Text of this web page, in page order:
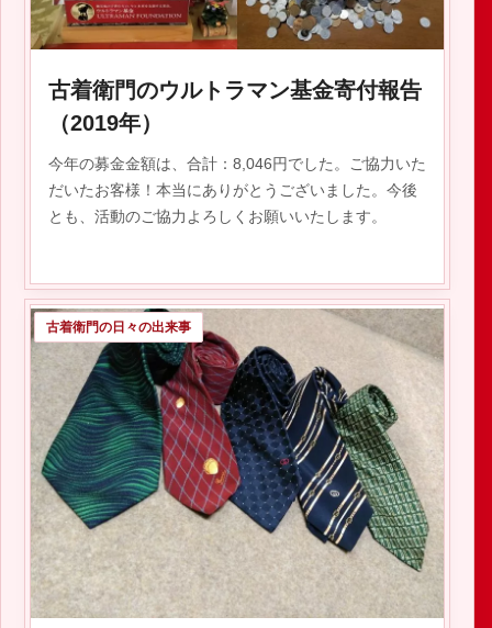
2020.06.15
古着衛門のウルトラマン基金寄付報告
（2019年）
今年の募金金額は、合計：8,046円でした。ご協力いた
だいたお客様！本当にありがとうございました。今後
とも、活動のご協力よろしくお願いいたします。
2019.12.29
古着衛門の日々の出来事